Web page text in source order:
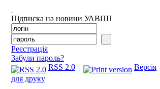
Підписка на новини УАВПП
Реєстрація
Забули пароль?
RSS 2.0
Версія
для друку